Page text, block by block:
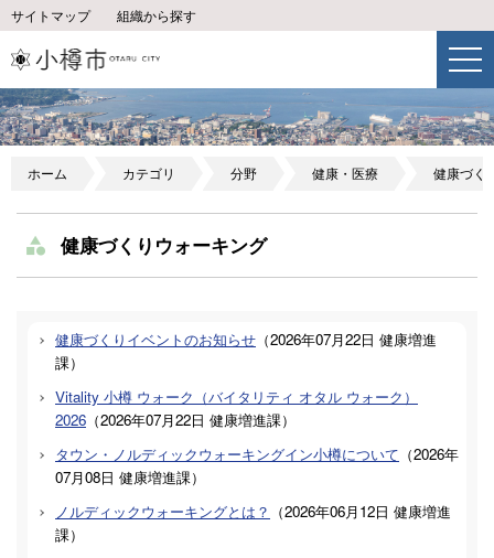
サイトマップ 組織から探す
ホーム カテゴリ 分野 健康・医療 健康づく
健康づくりウォーキング
健康づくりイベントのお知らせ （2026年07月22日 健康増進
課）
Vitality 小樽 ウォーク（バイタリティ オタル ウォーク）
2026 （2026年07月22日 健康増進課）
タウン・ノルディックウォーキングイン小樽について （2026年
07月08日 健康増進課）
ノルディックウォーキングとは？ （2026年06月12日 健康増進
課）